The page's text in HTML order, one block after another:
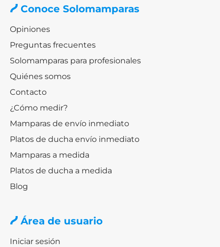
Conoce Solomamparas
Opiniones
Preguntas frecuentes
Solomamparas para profesionales
Quiénes somos
Contacto
¿Cómo medir?
Mamparas de envío inmediato
Platos de ducha envío inmediato
Mamparas a medida
Platos de ducha a medida
Blog
Área de usuario
Iniciar sesión